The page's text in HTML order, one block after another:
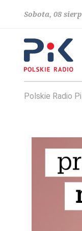
Sobota, 08
Polskie Radio